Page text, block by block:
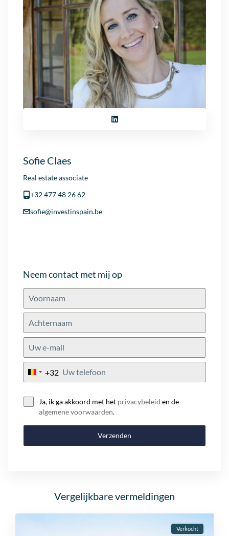
Sofie Claes
Real estate associate
+32 477 48 26 62
sofie@investinspain.be
Neem contact met mij op
Belgium
+32
Ja, ik ga akkoord met het privacybeleid en de
algemene voorwaarden.
Verzenden
Vergelijkbare vermeldingen
Verkocht